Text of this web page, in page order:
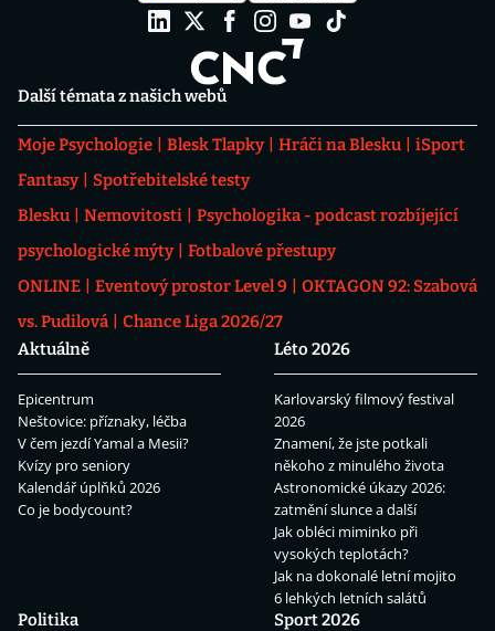
Další témata z našich webů
Moje Psychologie Blesk Tlapky Hráči na Blesku
iSport
Fantasy
Spotřebitelské testy
Blesku
Nemovitosti
Psychologika - podcast rozbíjející
psychologické mýty
Fotbalové přestupy
ONLINE
Eventový prostor Level 9
OKTAGON 92: Szabová
vs. Pudilová
Chance Liga 2026/27
Aktuálně
Epicentrum
Neštovice: příznaky, léčba
V čem jezdí Yamal a Mesii?
Kvízy pro seniory
Kalendář úplňků 2026
Co je bodycount?
Léto 2026
Karlovarský filmový festival
2026
Znamení, že jste potkali
někoho z minulého života
Astronomické úkazy 2026:
zatmění slunce a další
Jak obléci miminko při
vysokých teplotách?
Jak na dokonalé letní mojito
6 lehkých letních salátů
Politika
Sport 2026